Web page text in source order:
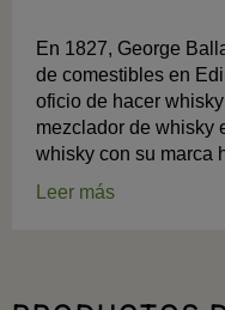
En 1827, George
de comestibles en
oficio de hacer
mezclador de whisky
whisky con su marca
Leer más